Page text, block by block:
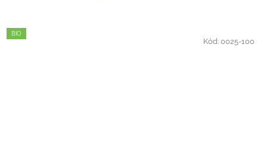
BIO
Kód:0025-100